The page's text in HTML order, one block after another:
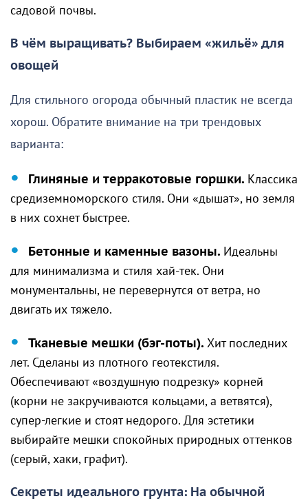
садовой почвы.
В чём выращивать? Выбираем «жильё» для
овощей
Для стильного огорода обычный пластик не всегда
хорош. Обратите внимание на три трендовых
варианта:
Глиняные и терракотовые горшки. Классика
средиземноморского стиля. Они «дышат», но земля
в них сохнет быстрее.
Бетонные и каменные вазоны. Идеальны
для минимализма и стиля хай-тек. Они
монументальны, не перевернутся от ветра, но
двигать их тяжело.
Тканевые мешки (бэг-поты). Хит последних
лет. Сделаны из плотного геотекстиля.
Обеспечивают «воздушную подрезку» корней
(корни не закручиваются кольцами, а ветвятся),
супер-легкие и стоят недорого. Для эстетики
выбирайте мешки спокойных природных оттенков
(серый, хаки, графит).
Секреты идеального грунта: На обычной